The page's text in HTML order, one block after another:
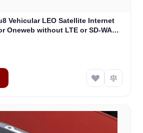
Vehicular LEO Satellite Internet
Oneweb without LTE or SD-WAN